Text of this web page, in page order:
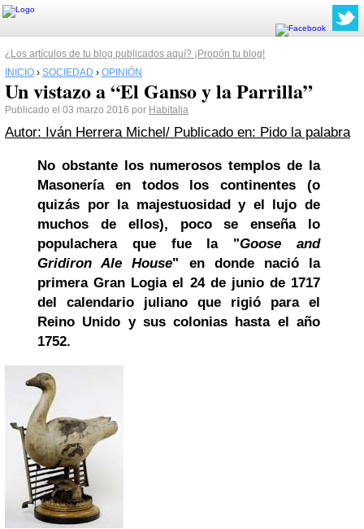
¿Los artículos de tu blog publicados aquí? ¡Propón tu blog!
INICIO › SOCIEDAD › OPINIÓN
Un vistazo a “El Ganso y la Parrilla”
Publicado el 03 marzo 2016 por Habitalia
Autor: Iván Herrera Michel/ Publicado en: Pido la palabra
No obstante los numerosos templos de la
Masonería en todos los continentes (o
quizás por la majestuosidad y el lujo de
muchos de ellos), poco se enseña lo
populachera que fue la "Goose and
Gridiron Ale House" en donde nació la
primera Gran Logia el 24 de junio de 1717
del calendario juliano que rigió para el
Reino Unido y sus colonias hasta el año
1752.